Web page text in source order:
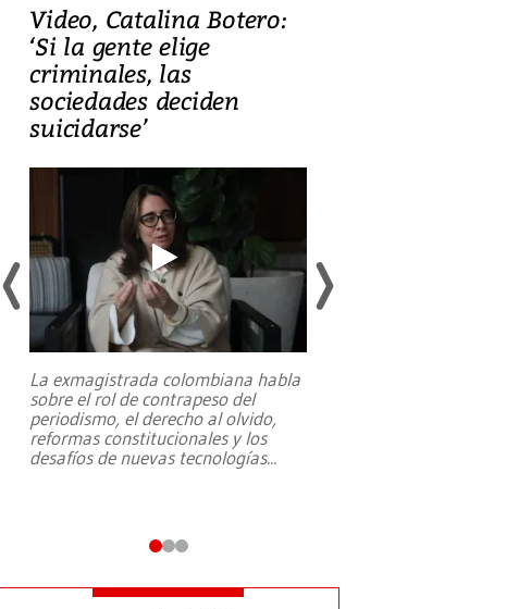
Video, Catalina Botero:
‘Si la gente elige
criminales, las
sociedades deciden
suicidarse’
La exmagistrada colombiana habla
sobre el rol de contrapeso del
periodismo, el derecho al olvido,
reformas constitucionales y los
desafíos de nuevas tecnologías...